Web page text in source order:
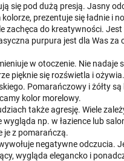
się pod dużą presją. Jasny
prezentuje się ładnie i
zachęca do kreatywności.
purpura jest dla Was za
w otoczenie. Nie nadaje
pięknie się rozświetla i
Pomarańczowy i żółty
kolor morelowy.
także agresję. Wiele
np. w łazience lub
je z pomarańczą.
negatywne odczucia.
wygląda elegancko i